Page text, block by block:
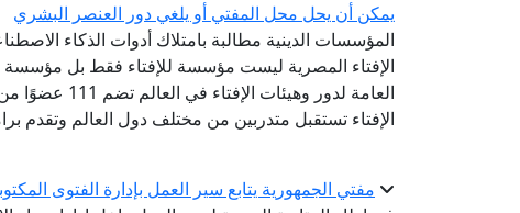
يمكن أن يحل محل المفتي أو يلغي دور العنصر البشري
المؤسسات الدينية مطالبة بامتلاك أدوات الذكاء
الإفتاء المصرية ليست مؤسسة للإفتاء فقط بل مؤسسة
الإفتاء تستقبل متدربين من مختلف دول العالم وتقدم
مفتي الجمهورية يتابع سير العمل بإدارة الفتوى